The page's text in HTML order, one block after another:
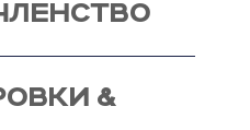
&